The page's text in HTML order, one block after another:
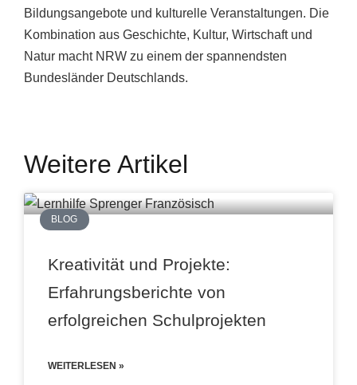
Bildungsangebote und kulturelle Veranstaltungen. Die
Kombination aus Geschichte, Kultur, Wirtschaft und
Natur macht NRW zu einem der spannendsten
Bundesländer Deutschlands.
Weitere Artikel
BLOG
Kreativität und Projekte:
Erfahrungsberichte von
erfolgreichen Schulprojekten
WEITERLESEN »